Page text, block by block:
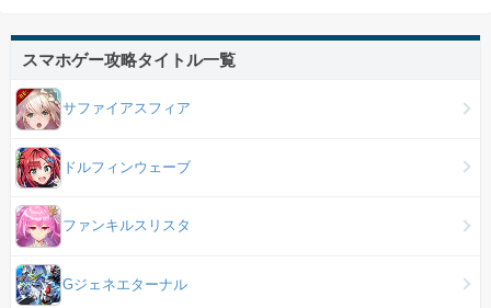
スマホゲー攻略タイトル一覧
サファイアスフィア
ドルフィンウェーブ
ファンキルスリスタ
Gジェネエターナル